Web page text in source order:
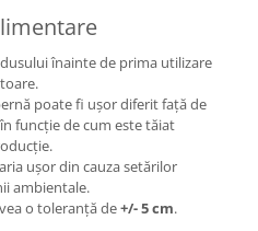
înainte de prima utilizare
poate fi ușor diferit față de
funcție de cum este tăiat
ușor din cauza setărilor
ambientale.
o toleranță de+/- 5 cm.